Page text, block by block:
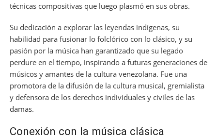
técnicas compositivas que luego plasmó en sus obras.
Su dedicación a explorar las leyendas indígenas, su
habilidad para fusionar lo folclórico con lo clásico, y su
pasión por la música han garantizado que su legado
perdure en el tiempo, inspirando a futuras generaciones de
músicos y amantes de la cultura venezolana. Fue una
promotora de la difusión de la cultura musical, gremialista
y defensora de los derechos individuales y civiles de las
damas.
Conexión con la música clásica